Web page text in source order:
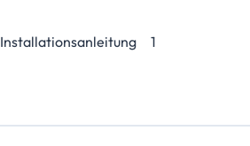
Installationsanleitung 1